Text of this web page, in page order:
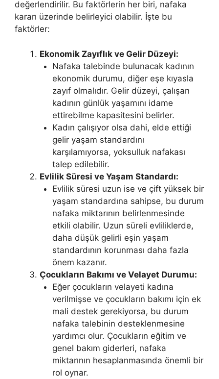
değerlendirilir. Bu faktörlerin her biri, nafaka
kararı üzerinde belirleyici olabilir. İşte bu
faktörler:
Ekonomik Zayıflık ve Gelir Düzeyi:
Nafaka talebinde bulunacak kadının
ekonomik durumu, diğer eşe kıyasla
zayıf olmalıdır. Gelir düzeyi, çalışan
kadının günlük yaşamını idame
ettirebilme kapasitesini belirler.
Kadın çalışıyor olsa dahi, elde ettiği
gelir yaşam standardını
karşılamıyorsa, yoksulluk nafakası
talep edilebilir​​.
Evlilik Süresi ve Yaşam Standardı:
Evlilik süresi uzun ise ve çift yüksek bir
yaşam standardına sahipse, bu durum
nafaka miktarının belirlenmesinde
etkili olabilir. Uzun süreli evliliklerde,
daha düşük gelirli eşin yaşam
standardının korunması daha fazla
önem kazanır​.
Çocukların Bakımı ve Velayet Durumu:
Eğer çocukların velayeti kadına
verilmişse ve çocukların bakımı için ek
mali destek gerekiyorsa, bu durum
nafaka talebinin desteklenmesine
yardımcı olur. Çocukların eğitim ve
genel bakım giderleri, nafaka
miktarının hesaplanmasında önemli bir
rol oynar​.